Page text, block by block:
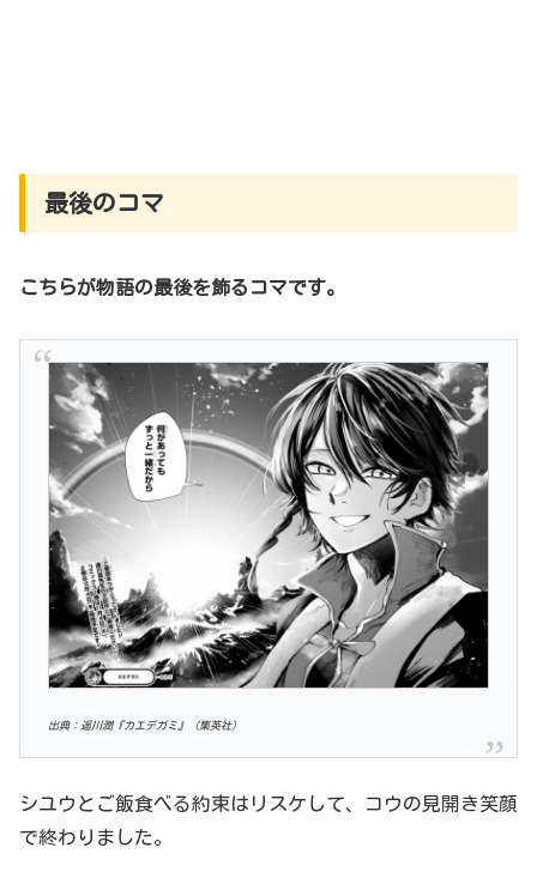
最後のコマ
こちらが物語の最後を飾るコマです。
出典：遥川潤『カエデガミ』（集英社）
シユウとご飯食べる約束はリスケして、コウの見開き笑顔
で終わりました。